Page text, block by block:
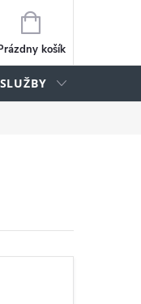
NÁKUPNÝ
KOŠÍK
košík